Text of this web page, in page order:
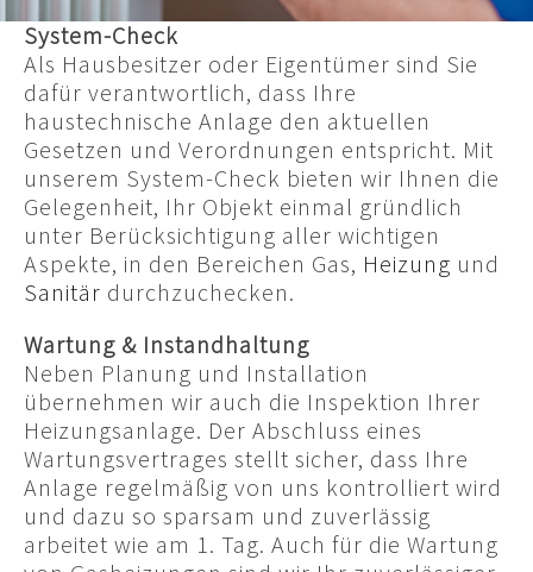
System-Check
Als Hausbesitzer oder Eigentümer sind Sie
dafür verantwortlich, dass Ihre
haustechnische Anlage den aktuellen
Gesetzen und Verordnungen entspricht. Mit
unserem System-Check bieten wir Ihnen die
Gelegenheit, Ihr Objekt einmal gründlich
unter Berücksichtigung aller wichtigen
Aspekte, in den Bereichen Gas, Heizung und
Sanitär durchzuchecken.
Wartung & Instandhaltung
Neben Planung und Installation
übernehmen wir auch die Inspektion Ihrer
Heizungsanlage. Der Abschluss eines
Wartungsvertrages stellt sicher, dass Ihre
Anlage regelmäßig von uns kontrolliert wird
und dazu so sparsam und zuverlässig
arbeitet wie am 1. Tag. Auch für die Wartung